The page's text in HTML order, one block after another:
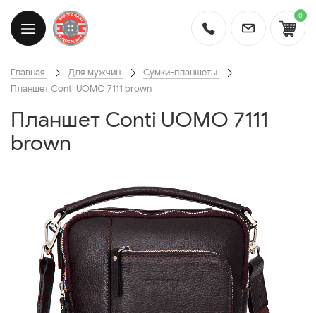
0
Главная Для мужчин
Сумки-планшеты
Планшет Conti UOMO 7111 brown
Планшет Conti UOMO 7111
brown